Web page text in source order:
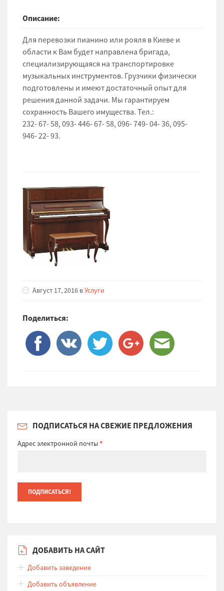
Описание:
Для перевозки пианино или рояля в Киеве и
области к Вам будет направлена бригада,
специализирующаяся на транспортировке
музыкальных инструментов. Грузчики физически
подготовлены и имеют достаточный опыт для
решения данной задачи. Мы гарантируем
сохранность Вашего имущества. Тел.:
232- 67- 58, 093- 446- 67- 58, 096- 749- 04- 36, 095-
946- 22- 93.
Август 17, 2016 вУслуги
Поделиться:
ПОДПИСАТЬСЯ НА СВЕЖИЕ ПРЕДЛОЖЕНИЯ
Адрес электронной почты*
ДОБАВИТЬ НА САЙТ
Добавить заведение
Добавить объявление